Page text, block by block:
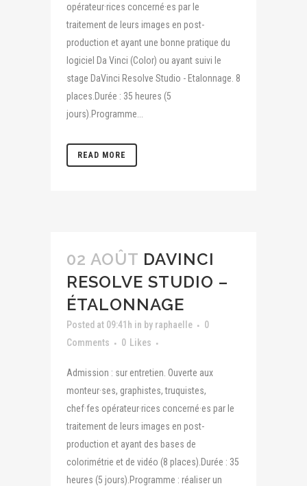
opérateur·rices concerné·es par le
traitement de leurs images en post-
production et ayant une bonne pratique du
logiciel Da Vinci (Color) ou ayant suivi le
stage DaVinci Resolve Studio - Etalonnage. 8
places.Durée : 35 heures (5
jours).Programme...
READ MORE
02 AOÛT DAVINCI
RESOLVE STUDIO –
ÉTALONNAGE
Posted at 09:41h in by raphaelle
0
Comments
0 Likes
Admission : sur entretien. Ouverte aux
monteur·ses, graphistes, truquistes,
chef·fes opérateur·rices concerné·es par le
traitement de leurs images en post-
production et ayant des bases de
colorimétrie et de vidéo (8 places).Durée : 35
heures (5 jours).Programme : réaliser un